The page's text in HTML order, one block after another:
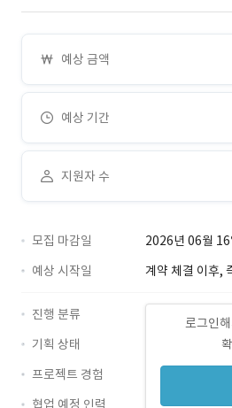
예상 금액
예상 기간
지원자 수
모집 마감일
2026년 06월 16
예상 시작일
계약 체결 이후,
로그인
진행 분류
기획 상태
프로젝트 경험
협업 예정 인력